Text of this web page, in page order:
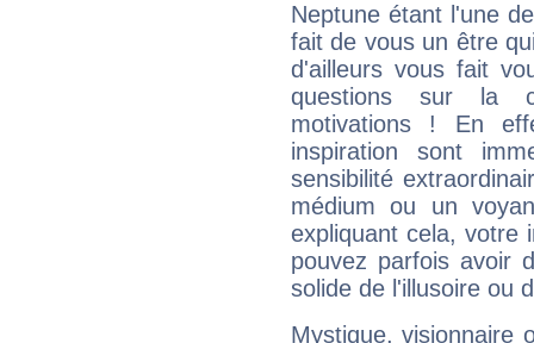
Neptune étant l'une
fait de vous un être
d'ailleurs vous fait
questions sur la
motivations ! En
inspiration sont
sensibilité
médium ou un
expliquant cela, votre
pouvez parfois avoir
solide de l'illusoire ou
Mystique, visionnaire